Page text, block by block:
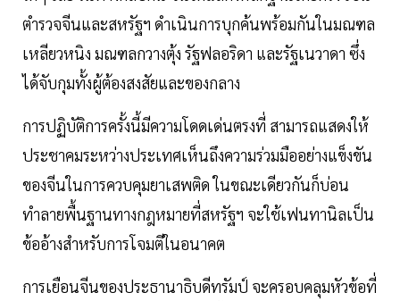
ตำรวจจีนและสหรัฐฯ ดำเนินการบุกค้นพร้อมกันในมณฑล
เหลียวหนิง มณฑลกวางตุ้ง รัฐฟลอริดา และรัฐเนวาดา ซึ่ง
ได้จับกุมทั้งผู้ต้องสงสัยและของกลาง
การปฏิบัติการครั้งนี้มีความโดดเด่นตรงที่ สามารถแสดงให้
ประชาคมระหว่างประเทศเห็นถึงความร่วมมืออย่างแข็งขัน
ของจีนในการควบคุมยาเสพติด ในขณะเดียวกันก็บ่อน
ทำลายพื้นฐานทางกฎหมายที่สหรัฐฯ จะใช้เฟนทานิลเป็น
ข้ออ้างสำหรับการโจมตีในอนาคต
การเยือนจีนของประธานาธิบดีทรัมป์ จะครอบคลุมหัวข้อที่